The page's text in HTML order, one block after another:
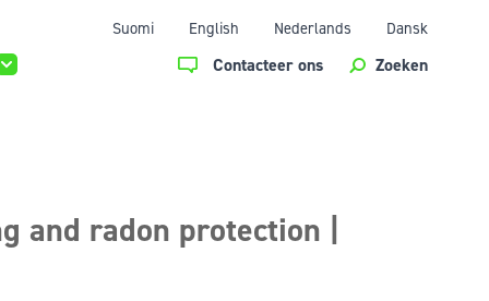
Suomi English Nederlands Dansk
Contacteer ons Zoeken
and radon protection |